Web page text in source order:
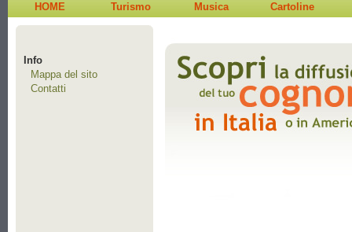
HOME Turismo Musica Cartoline
Info
Mappa del sito
Contatti